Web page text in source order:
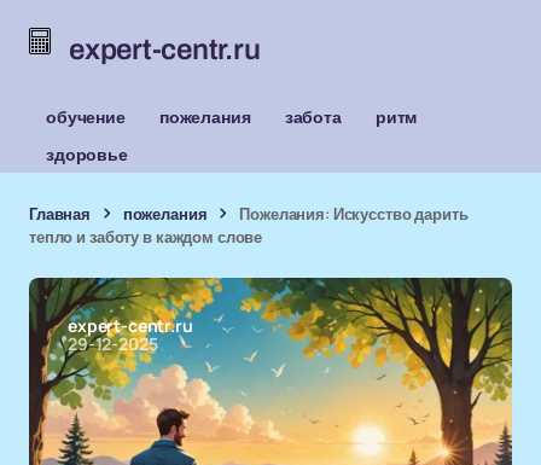
expert-centr.ru
обучение пожелания забота
ритм
здоровье
Главная пожелания
Пожелания: Искусство дарить
тепло и заботу в каждом слове
expert-centr.ru
29-12-2025